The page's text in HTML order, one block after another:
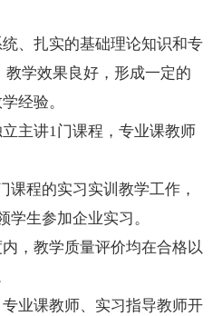
统、扎实的基础理论知识和专
教学效果良好，形成一定的
经验。
立主讲1门课程，专业课教师
课程的实习实训教学工作，
学生参加企业实习。
内，教学质量评价均在合格以
专业课教师、实习指导教师开